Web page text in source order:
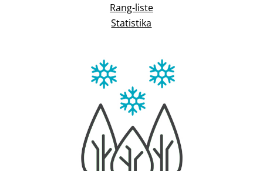
Rang-liste
Statistika